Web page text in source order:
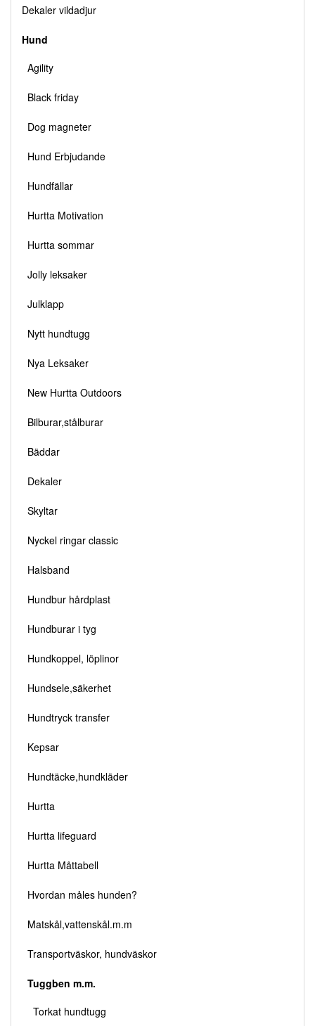
Dekaler vildadjur
Hund
Agility
Black friday
Dog magneter
Hund Erbjudande
Hundfällar
Hurtta Motivation
Hurtta sommar
Jolly leksaker
Julklapp
Nytt hundtugg
Nya Leksaker
New Hurtta Outdoors
Bilburar,stålburar
Bäddar
Dekaler
Skyltar
Nyckel ringar classic
Halsband
Hundbur hårdplast
Hundburar i tyg
Hundkoppel, löplinor
Hundsele,säkerhet
Hundtryck transfer
Kepsar
Hundtäcke,hundkläder
Hurtta
Hurtta lifeguard
Hurtta Måttabell
Hvordan måles hunden?
Matskål,vattenskål.m.m
Transportväskor, hundväskor
Tuggben m.m.
Torkat hundtugg